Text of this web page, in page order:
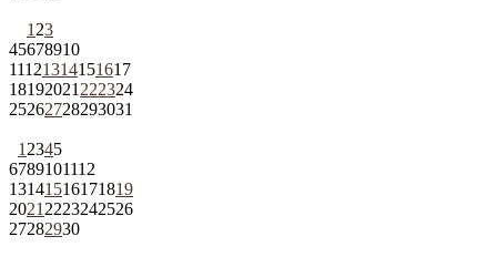
1 23
45678910
11121314151617
18192021 222324
25262728293031
1 2345
6789101112
13141516171819
2021 2223242526
27282930